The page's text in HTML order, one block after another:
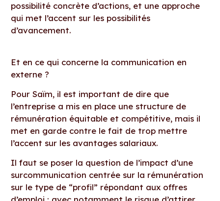
possibilité concrète d’actions, et une approche
qui met l’accent sur les possibilités
d’avancement.
Et en ce qui concerne la communication en
externe ?
Pour Saïm, il est important de dire que
l’entreprise a mis en place une structure de
rémunération équitable et compétitive, mais il
met en garde contre le fait de trop mettre
l’accent sur les avantages salariaux.
Il faut se poser la question de l’impact d’une
surcommunication centrée sur la rémunération
sur le type de “profil” répondant aux offres